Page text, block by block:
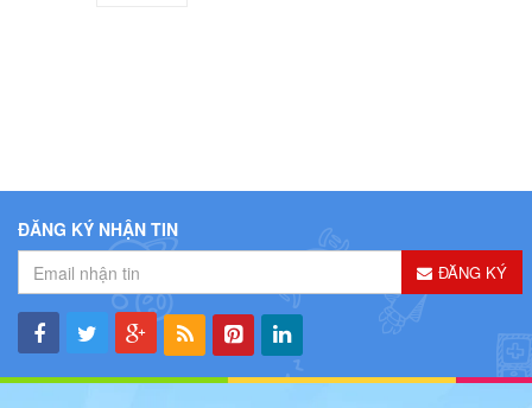
ĐĂNG KÝ NHẬN TIN
ĐĂNG KÝ